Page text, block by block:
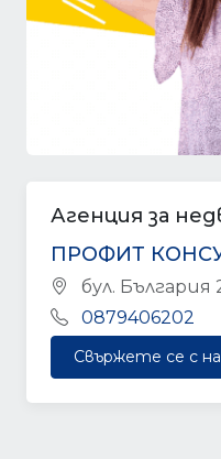
Агенция за
ПРОФИТ
бул. България
0879406202
Свържете се с